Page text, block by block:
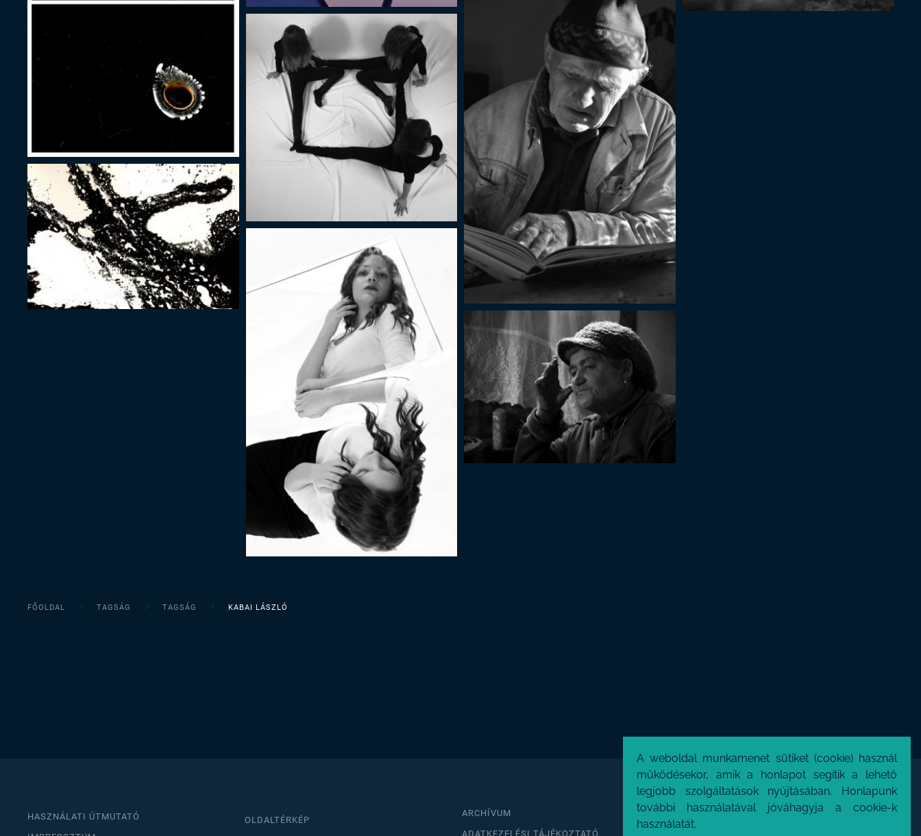
FŐOLDAL TAGSÁG TAGSÁG KABAI LÁSZLÓ
HASZNÁLATI ÚTMUTATÓ
OLDALTÉRKÉP
ARCHÍVUM
ADATKEZELÉSI TÁJÉKOZTATÓ
A weboldal munkamenet sütiket (cookie) használ
működésekor, amik a honlapot segítik a lehető
legjobb szolgáltatások nyújtásában. Honlapunk
további használatával jóváhagyja a cookie-k
használatát.